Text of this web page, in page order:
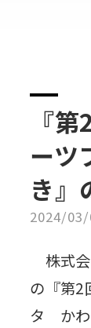
『
ー
き』
2024/
株式
の『第
タ かわ